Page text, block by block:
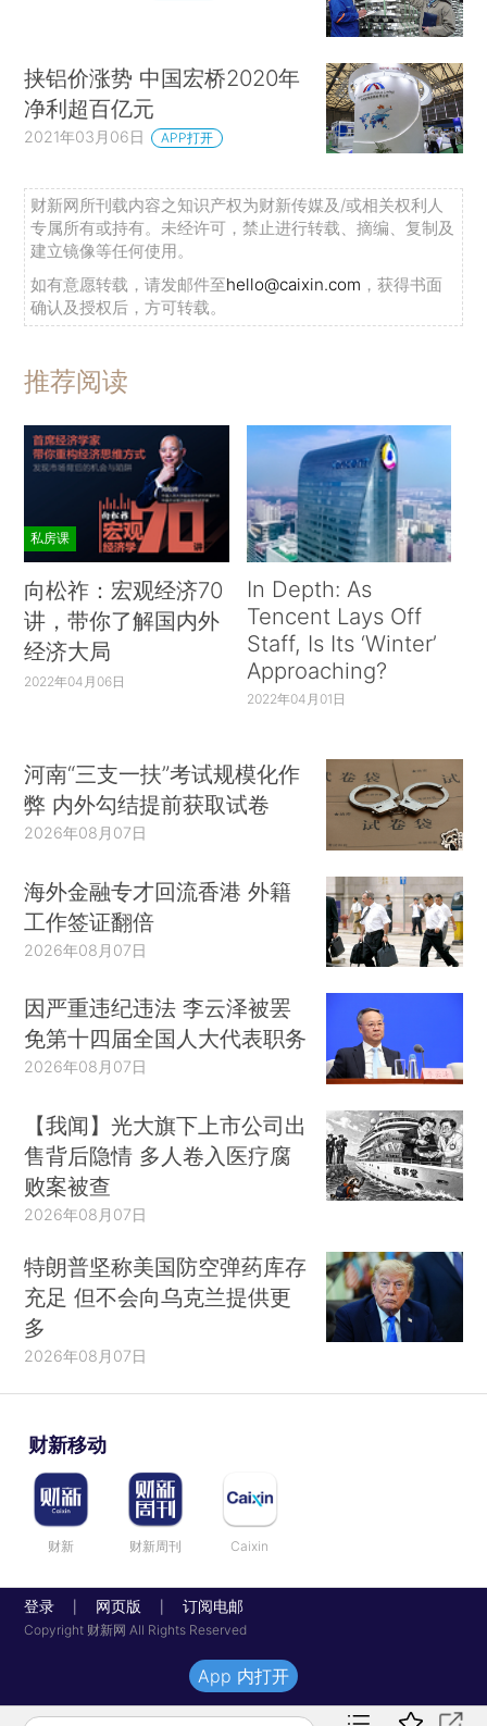
挟铝价涨势 中国宏桥2020年
净利超百亿元
2021年03月06日 APP打开
财新网所刊载内容之知识产权为财新传媒及/或相关权利人
专属所有或持有。未经许可，禁止进行转载、摘编、复制及
建立镜像等任何使用。
如有意愿转载，请发邮件至hello@caixin.com ，获得书面
确认及授权后，方可转载。
推荐阅读
私房课
向松祚：宏观经济70
讲，带你了解国内外
经济大局
2022年04月06日
In Depth: As
Tencent Lays Off
Staff, Is Its ‘Winter’
Approaching?
2022年04月01日
河南“三支一扶”考试规模化作
弊 内外勾结提前获取试卷
2026年08月07日
海外金融专才回流香港 外籍
工作签证翻倍
2026年08月07日
因严重违纪违法 李云泽被罢
免第十四届全国人大代表职务
2026年08月07日
【我闻】光大旗下上市公司出
售背后隐情 多人卷入医疗腐
败案被查
2026年08月07日
特朗普坚称美国防空弹药库存
充足 但不会向乌克兰提供更
多
2026年08月07日
财新移动
财新 财新周刊 Caixin
登录 网页版 订阅电邮
Copyright 财新网 All Rights Reserved
App 内打开